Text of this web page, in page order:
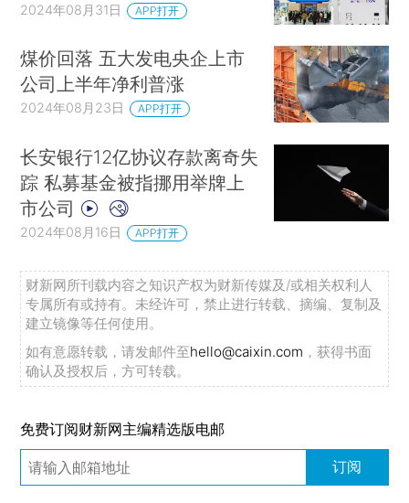
司遭遇有史以来首次亏损……
来看我们的长期专题
【数据推荐】
二季度末个人住房贷款余额同比下滑2.1%据中
国人民银行数据，截至二季度末，全国个人住房贷
款余额37.79万亿元，同比下降2.1%；本外币住户
消费性贷款（不含个人住房贷款）余额20万亿元，
同比增长6.6%；经营性贷款余额23.8万亿元，同比
法国通胀率放缓至2021年7月以来最低 法国8
月CPI同比降至1.9%，上月为2.3%。法国通胀率进
一步放缓至2021年7月以来最低，强化了欧洲央行
将继续降息的情境。点击查看并下载历史数据
【更多荐读】
黄金“9月魔咒”今年会不会被打破
暑假归来的
2024年08月31日 APP打开
煤价回落 五大发电央企上市
公司上半年净利普涨
2024年08月23日 APP打开
长安银行12亿协议存款离奇失
踪 私募基金被指挪用举牌上
市公司
2024年08月16日 APP打开
财新网所刊载内容之知识产权为财新传媒及/或相关权利人
专属所有或持有。未经许可，禁止进行转载、摘编、复制及
建立镜像等任何使用。
如有意愿转载，请发邮件至hello@caixin.com ，获得书面
确认及授权后，方可转载。
免费订阅财新网主编精选版电邮
订阅